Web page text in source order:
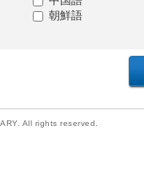
朝鮮語
All rights reserved.